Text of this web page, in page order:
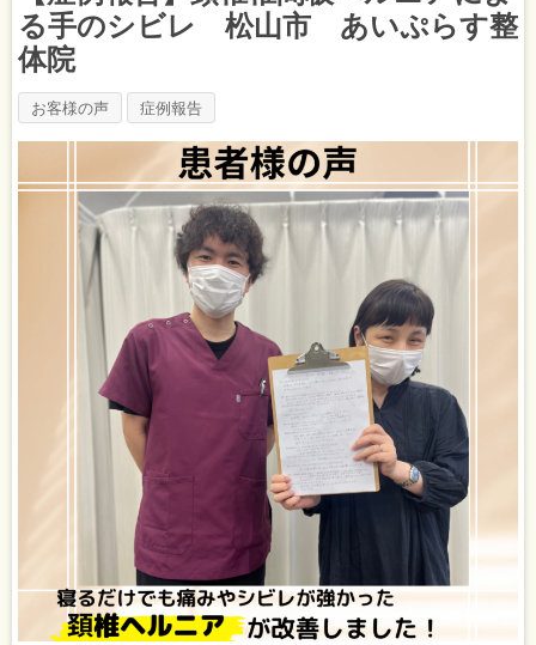
る手のシビレ 松山市 あいぷらす整
体院
お客様の声 症例報告